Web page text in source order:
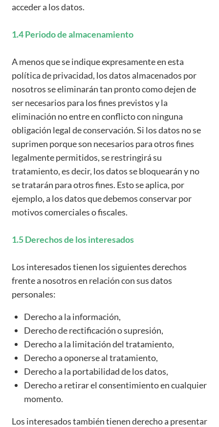
acceder a los datos.
1.4 Periodo de almacenamiento
A menos que se indique expresamente en esta
política de privacidad, los datos almacenados por
nosotros se eliminarán tan pronto como dejen de
ser necesarios para los fines previstos y la
eliminación no entre en conflicto con ninguna
obligación legal de conservación. Si los datos no se
suprimen porque son necesarios para otros fines
legalmente permitidos, se restringirá su
tratamiento, es decir, los datos se bloquearán y no
se tratarán para otros fines. Esto se aplica, por
ejemplo, a los datos que debemos conservar por
motivos comerciales o fiscales.
1.5 Derechos de los interesados
Los interesados tienen los siguientes derechos
frente a nosotros en relación con sus datos
personales:
Derecho a la información,
Derecho de rectificación o supresión,
Derecho a la limitación del tratamiento,
Derecho a oponerse al tratamiento,
Derecho a la portabilidad de los datos,
Derecho a retirar el consentimiento en cualquier
momento.
Los interesados también tienen derecho a presentar